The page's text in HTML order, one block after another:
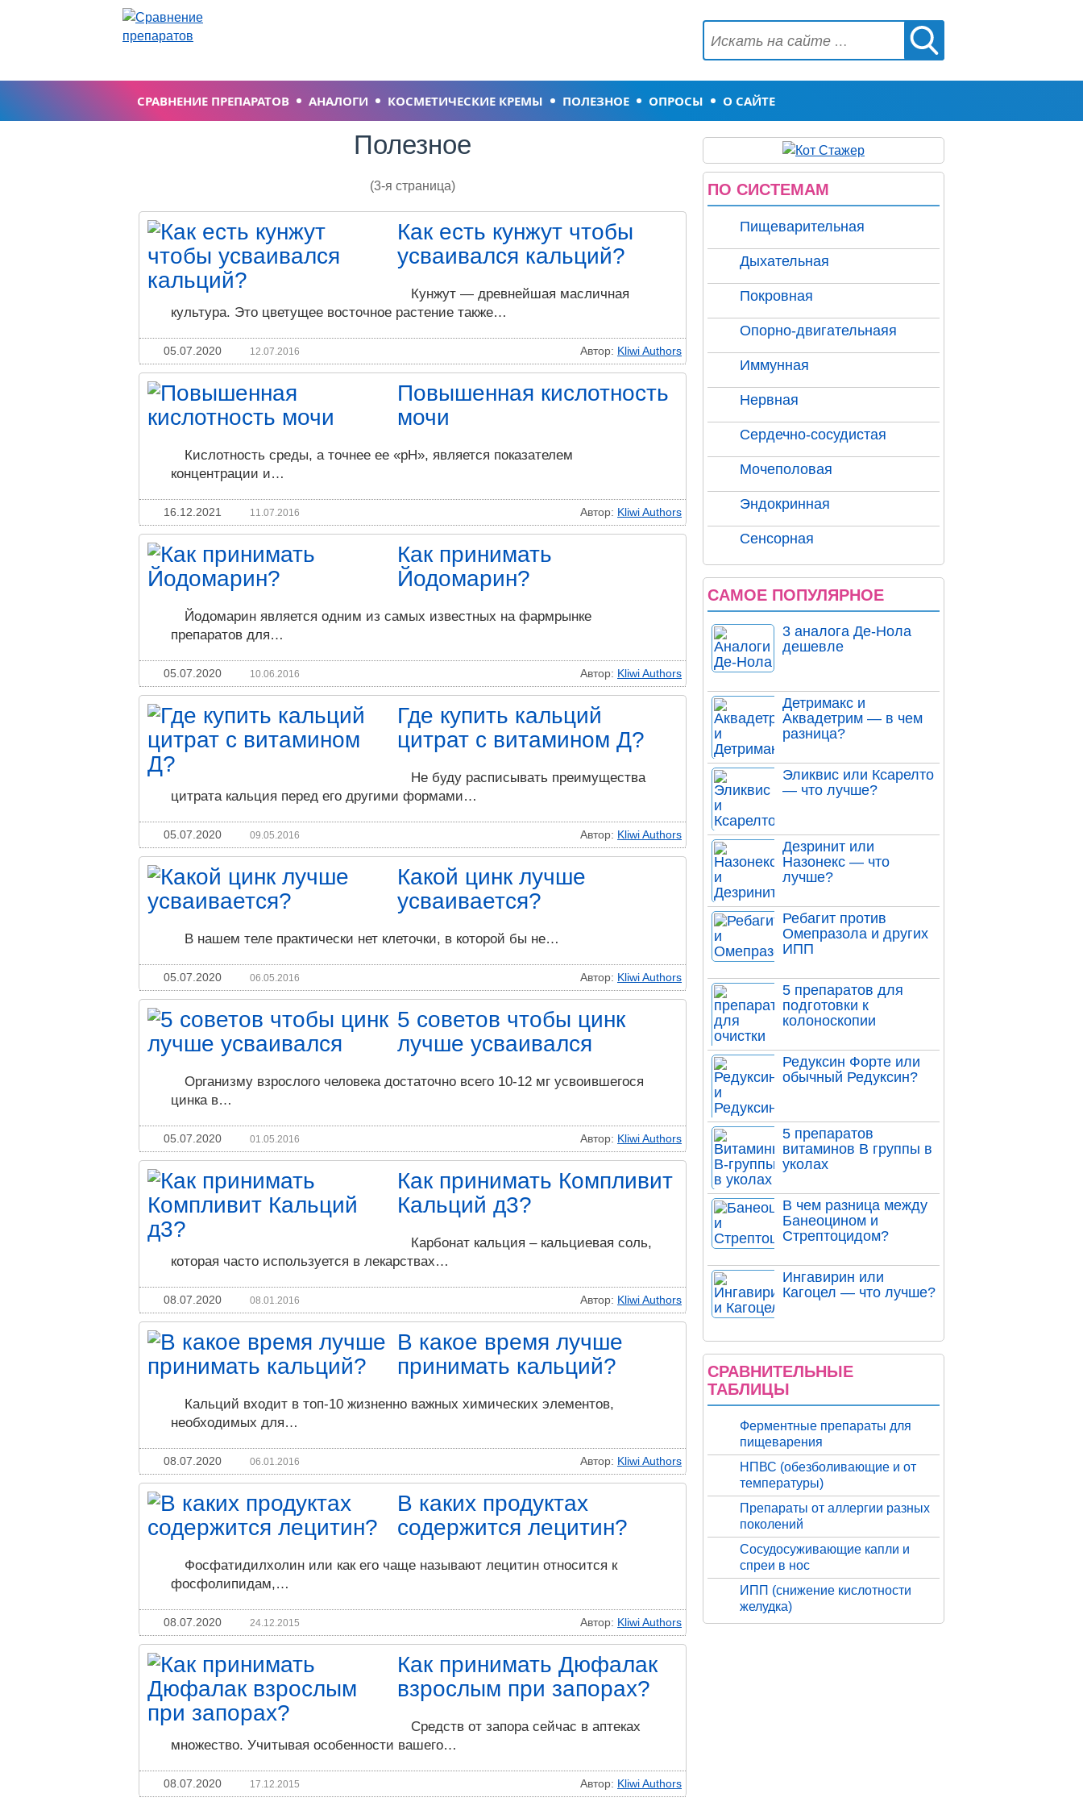
СРАВНЕНИЕ ПРЕПАРАТОВ АНАЛОГИ КОСМЕТИЧЕСКИЕ КРЕМЫ ПОЛЕЗНОЕ ОПРОСЫ О САЙТЕ
Полезное
(3-я страница)
Как есть кунжут чтобы
усваивался кальций?
Кунжут — древнейшая масличная
культура. Это цветущее восточное растение также…
05.07.2020 12.07.2016 Автор: Kliwi Authors
Повышенная кислотность
мочи
Кислотность среды, а точнее ее «рН», является показателем
концентрации и…
16.12.2021 11.07.2016 Автор: Kliwi Authors
Как принимать
Йодомарин?
Йодомарин является одним из самых известных на фармрынке
препаратов для…
05.07.2020 10.06.2016 Автор: Kliwi Authors
Где купить кальций
цитрат с витамином Д?
Не буду расписывать преимущества
цитрата кальция перед его другими формами…
05.07.2020 09.05.2016 Автор: Kliwi Authors
Какой цинк лучше
усваивается?
В нашем теле практически нет клеточки, в которой бы не…
05.07.2020 06.05.2016 Автор: Kliwi Authors
5 советов чтобы цинк
лучше усваивался
Организму взрослого человека достаточно всего 10-12 мг усвоившегося
цинка в…
05.07.2020 01.05.2016 Автор: Kliwi Authors
Как принимать Компливит
Кальций д3?
Карбонат кальция – кальциевая соль,
которая часто используется в лекарствах…
08.07.2020 08.01.2016 Автор: Kliwi Authors
В какое время лучше
принимать кальций?
Кальций входит в топ-10 жизненно важных химических элементов,
необходимых для…
08.07.2020 06.01.2016 Автор: Kliwi Authors
В каких продуктах
содержится лецитин?
Фосфатидилхолин или как его чаще называют лецитин относится к
фосфолипидам,…
08.07.2020 24.12.2015 Автор: Kliwi Authors
Как принимать Дюфалак
взрослым при запорах?
Средств от запора сейчас в аптеках
множество. Учитывая особенности вашего…
08.07.2020 17.12.2015 Автор: Kliwi Authors
ПО СИСТЕМАМ
Пищеварительная
Дыхательная
Покровная
Опорно-двигательнаяя
Иммунная
Нервная
Сердечно-сосудистая
Мочеполовая
Эндокринная
Сенсорная
САМОЕ ПОПУЛЯРНОЕ
3 аналога Де-Нола
дешевле
Детримакс и
Аквадетрим — в чем
разница?
Эликвис или Ксарелто
— что лучше?
Дезринит или
Назонекс — что
лучше?
Ребагит против
Омепразола и других
ИПП
5 препаратов для
подготовки к
колоноскопии
Редуксин Форте или
обычный Редуксин?
5 препаратов
витаминов В группы в
уколах
В чем разница между
Банеоцином и
Стрептоцидом?
Ингавирин или
Кагоцел — что лучше?
СРАВНИТЕЛЬНЫЕ
ТАБЛИЦЫ
Ферментные препараты для
пищеварения
НПВС (обезболивающие и от
температуры)
Препараты от аллергии разных
поколений
Сосудосуживающие капли и
спреи в нос
ИПП (снижение кислотности
желудка)